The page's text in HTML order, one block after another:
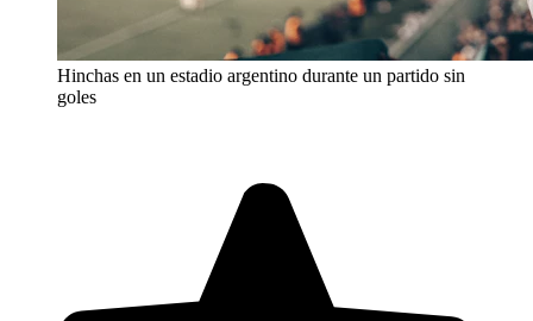
Hinchas en un estadio argentino durante un partido sin
goles